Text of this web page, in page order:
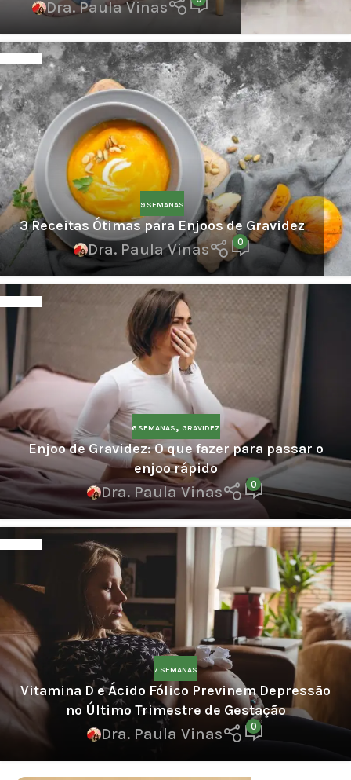
Dra. Paula Vinas
9 SEMANAS
3 Receitas Ótimas para Enjoos de Gravidez
Dra. Paula Vinas 0
6 SEMANAS, GRAVIDEZ
Enjoo de Gravidez: O que fazer para passar o
enjoo rápido
Dra. Paula Vinas 0
7 SEMANAS
Vitamina D e Ácido Fólico Previnem Depressão
no Último Trimestre de Gestação
Dra. Paula Vinas 0